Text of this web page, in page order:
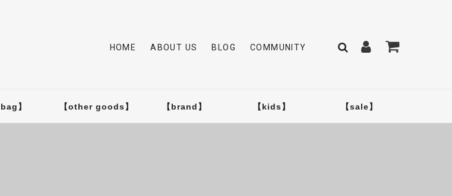
HOME ABOUT US BLOG COMMUNITY
bag】 【other goods】 【brand】 【kids】 【sale】